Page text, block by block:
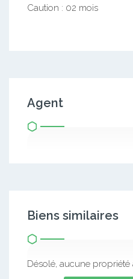
Caution : 02 mois
Agent
Biens similaires
Désolé, aucune propriété